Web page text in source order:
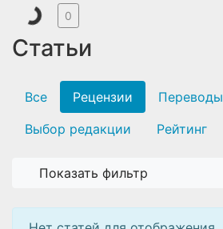
Статьи
0
Все Рецензии
Переводы
Выбор редакции
Рейтинг
Показать фильтр